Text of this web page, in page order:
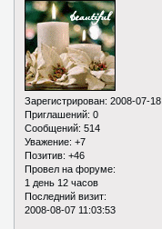
Зарегистрирован: 2008-07-18
Приглашений: 0
Сообщений: 514
Уважение: +7
Позитив: +46
Провел на форуме:
1 день 12 часов
Последний визит:
2008-08-07 11:03:53